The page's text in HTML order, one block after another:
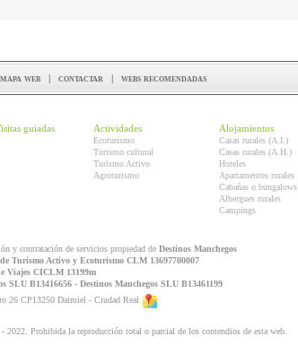
mapa web | contactar | webs recomendadas
guiadas Actividades
Ecoturismo
Turismo cultural
Turismo Activo
Agroturismo
Alojamientos
Casas rurales (A.I.)
Casas rurales (A.H.)
Hoteles
Apartamentos rurales
Cabañas o bungalows
Albergues rurales
Campings
y contratación de servicios propiedad de Destinos Manchegos
Turismo Activo y Ecoturismo CLM 13697700007
Viajes CICLM 13199m
SLU B13416656 - Destinos Manchegos SLU B13461199
26 CP13250 Daimiel - Ciudad Real
Prohibida la reproducción total o parcial de los contendios de esta web.